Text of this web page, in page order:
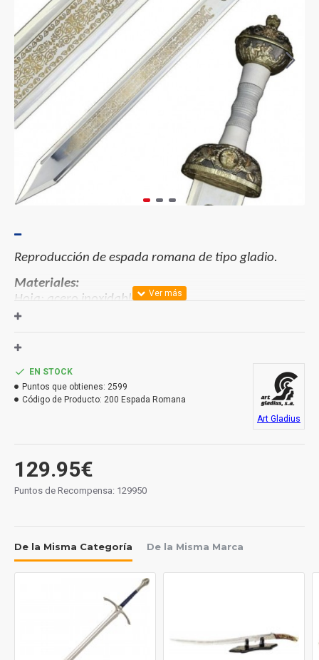
Reproducción de espada romana de tipo gladio.
Materiales:
Hoja: acero inoxidable.
Mango: metalico/sintetico.
Medidas:
Largo total: mm.
Grosor hoja: mm.
Peso: grs.
129.95€
Puntos de Recompensa: 129950
EN STOCK
Puntos que obtienes: 2599
Código de Producto: 200 Espada Romana
Art Gladius
De la Misma Categoría De la Misma Marca